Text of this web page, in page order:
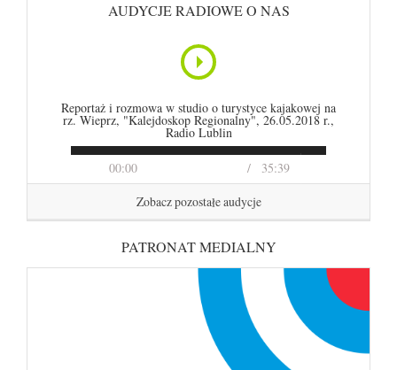
AUDYCJE RADIOWE O NAS
00:00 35:39
Reportaż i rozmowa w studio o turystyce kajakowej na
rz. Wieprz, "Kalejdoskop Regionalny", 26.05.2018 r.,
Radio Lublin
Zobacz pozostałe audycje
PATRONAT MEDIALNY